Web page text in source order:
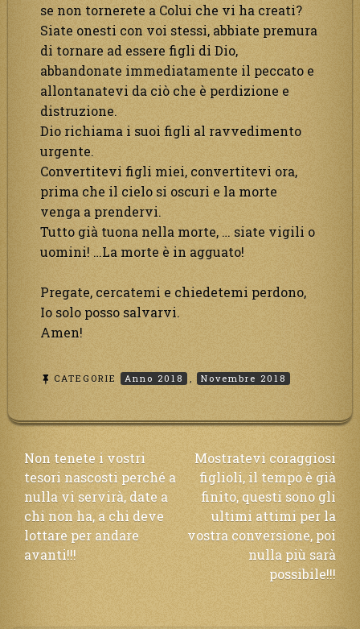
se non tornerete a Colui che vi ha creati?
Siate onesti con voi stessi, abbiate premura
di tornare ad essere figli di Dio,
abbandonate immediatamente il peccato e
allontanatevi da ciò che è perdizione e
distruzione.
Dio richiama i suoi figli al ravvedimento
urgente.
Convertitevi figli miei, convertitevi ora,
prima che il cielo si oscuri e la morte
venga a prendervi.
Tutto già tuona nella morte, … siate vigili o
uomini! …La morte è in agguato!
Pregate, cercatemi e chiedetemi perdono,
Io solo posso salvarvi.
Amen!
CATEGORIE Anno 2018 , Novembre 2018
Navigazione
articoli
Non tenete i vostri
tesori nascosti perché a
nulla vi servirà, date a
chi non ha, a chi deve
lottare per andare
avanti!!!
Mostratevi coraggiosi
figlioli, il tempo è già
finito, questi sono gli
ultimi attimi per la
vostra conversione, poi
nulla più sarà
possibile!!!